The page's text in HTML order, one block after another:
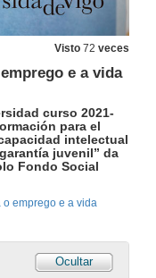
Visto 72 veces
e a vida
curso 2021-
para el
intelectual
juvenil” da
Fondo Social
o emprego e a vida
Ocultar